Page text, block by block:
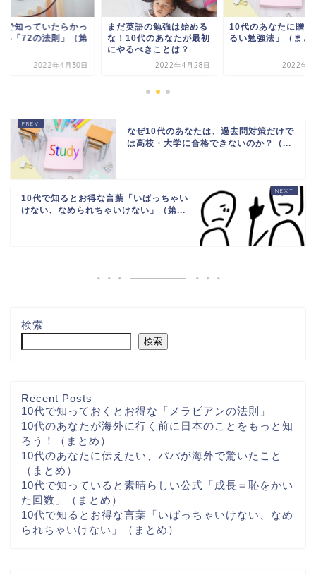
で知っていたらかっ
い「72の法則」（第
2022年4月30日
まだ英語の勉強は始める
な！10代のあなたが最初
にやるべきことは？
2022年4月28日
10代のあなたに贈る
るい勉強法」（まと
2022年8
なぜ10代のあなたは、過去問対策だけで
は高校・大学に合格できないのか？（...
10代で知るとお得な言葉「いばっちゃい
けない、なめられちゃいけない」（第...
検索
検索
Recent Posts
10代で知っておくとお得な「メラビアンの法則」
10代のあなたが海外に行く前に日本のことをもっと知
ろう！（まとめ）
10代のあなたに伝えたい、パパが海外で驚いたこと
（まとめ）
10代で知っていると素晴らしい公式「成長＝恥をかい
た回数」（まとめ）
10代で知るとお得な言葉「いばっちゃいけない、なめ
られちゃいけない」（まとめ）